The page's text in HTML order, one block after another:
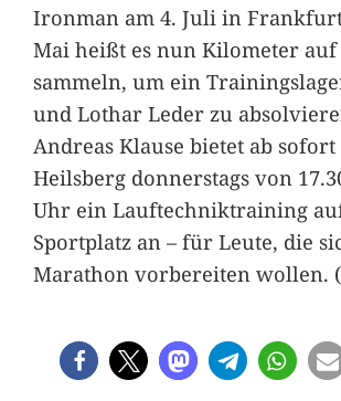
Ironman am 4. Juli in
Mai heißt es nun Kilometer auf
sammeln, um ein
und Lothar Leder zu
Andreas Klause bietet ab sofort
Heilsberg donnerstags von
Uhr ein Lauftechniktraining
Sportplatz an – für Leute, die
Marathon vorbereiten wollen.